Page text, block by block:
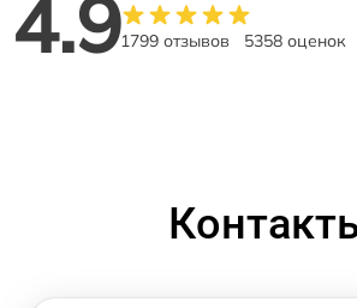
4.91799 отзывов 5358 оценок